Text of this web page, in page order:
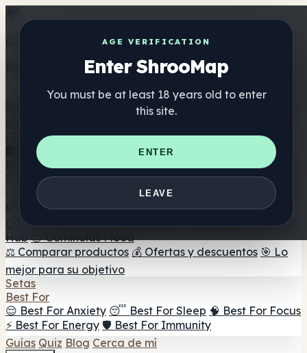
AGE VERIFICATION
Enter ShrooMap
You must be at least 18 years old to enter
this site.
ENTER
LEAVE
Get the ShrooMap app
Better than mobile web — one tap away
Directorio
🏢 Directorio de marcas
📍 Buscador de tiendas
Buscador de tiendas Smartshop
🛒 Headshops en línea
Suplementos
🍬 Gominolas de setas
💊 Cápsulas de setas
💧 Tinturas
de setas 🫙 Polvos de setas ☕ Café con setas 🍫
Chocolate con setas 💨 Mushroom Vapes 🍫 Shroom Bar
Hub 😌 Gominolas Mood
⚖️ Comparar productos 💰 Ofertas y descuentos 🎯 Lo
mejor para su objetivo
Setas
Best For
😌 Best For Anxiety 😴 Best For Sleep 🧠 Best For Focus
⚡ Best For Energy 🛡️ Best For Immunity
Guías Quiz Blog Cerca de mí